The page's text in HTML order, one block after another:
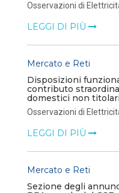
Osservazioni di
LEGGI DI PIÙ
Mercato e Reti
Disposizioni
contributo
domestici non
Osservazioni di
LEGGI DI PIÙ
Mercato e Reti
Sezione degli